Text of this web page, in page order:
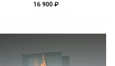
16 900 ₽